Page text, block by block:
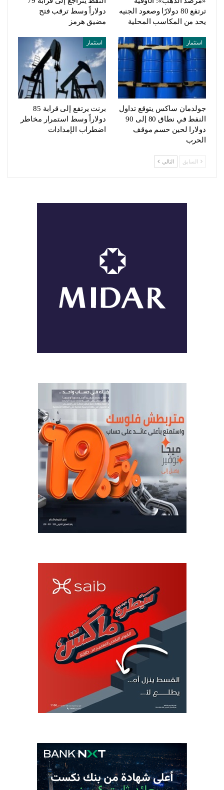
ترتفع 80 دولارًا وصعود الجنيه
يحد من المكاسب المحلية
دولاراً وسط ترقب فتح
مضيق هرمز
استثمار
جولدمان ساكس يتوقع تداول
النفط في نطاق 80 إلى 90
دولارا لحين حسم موقف
الحرب
استثمار
برنت يرتفع إلى قرابة 85
دولاراً وسط استمرار مخاطر
اضطراب الإمدادات
السابق التالي